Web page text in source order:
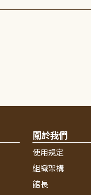
關於我們
使用規定
組織架構
館長